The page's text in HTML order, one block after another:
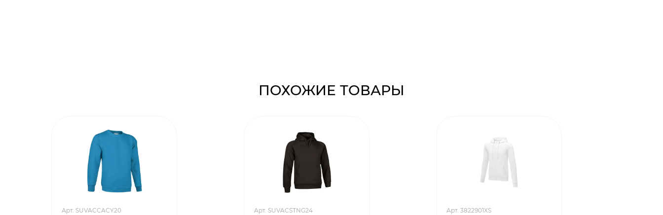
ПОХОЖИЕ ТОВАРЫ
Арт. SUVACCACY20 Арт. SUVACSTNG24 Арт. 3822901XS